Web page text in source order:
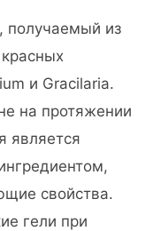
получаемый из
и Gracilaria.
на протяжении
является
свойства.
гели при